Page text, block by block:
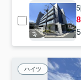
ハイツ